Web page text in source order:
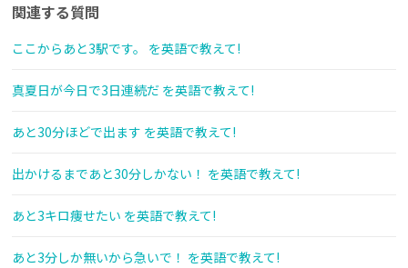
関連する質問
ここからあと3駅です。 を英語で教えて!
真夏日が今日で3日連続だ を英語で教えて!
あと30分ほどで出ます を英語で教えて!
出かけるまであと30分しかない！ を英語で教えて!
あと3キロ痩せたい を英語で教えて!
あと3分しか無いから急いで！ を英語で教えて!